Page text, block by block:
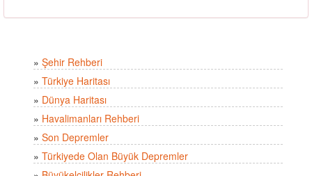
» Şehir Rehberi
» Türkiye Haritası
» Dünya Haritası
» Havalimanları Rehberi
» Son Depremler
» Türkiyede Olan Büyük Depremler